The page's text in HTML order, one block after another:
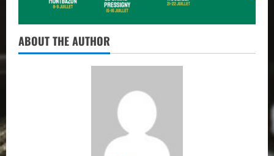
ABOUT THE AUTHOR